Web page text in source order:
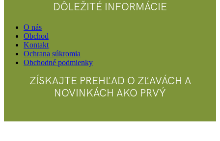
DÔLEŽITÉ INFORMÁCIE
O nás
Obchod
Kontakt
Ochrana súkromia
Obchodné podmienky
ZÍSKAJTE PREHĽAD O ZĽAVÁCH A
NOVINKÁCH AKO PRVÝ